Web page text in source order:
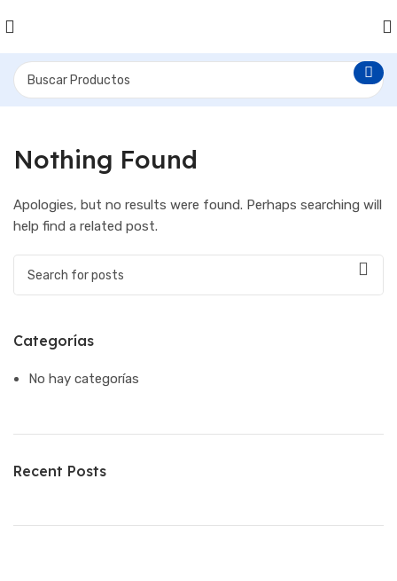
Nothing Found
Apologies, but no results were found. Perhaps searching will
help find a related post.
Categorías
No hay categorías
Recent Posts